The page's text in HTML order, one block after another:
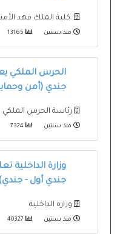
كلية الملك فهد
منذ سنتين
الحرس الملكي
جندي (أمن
رئاسة الحرس الملكي
منذ سنتين
وزارة
جندي أول - جندي)
وزارة الداخلية
منذ سنتين